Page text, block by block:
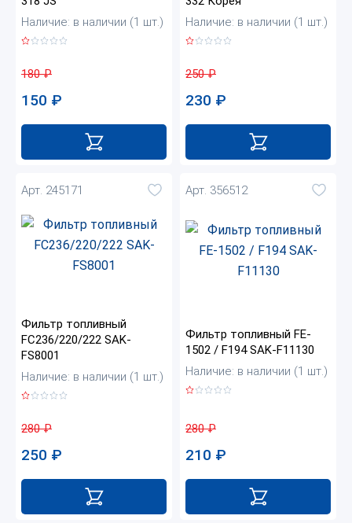
Наличие: в наличии (1 шт.)
180₽
150 ₽
Наличие: в наличии (1 шт.)
250₽
230 ₽
Арт. 245171
Фильтр топливный
FC236/220/222 SAK-
FS8001
Наличие: в наличии (1 шт.)
280₽
250 ₽
Арт. 356512
Фильтр топливный FE-
1502 / F194 SAK-F11130
Наличие: в наличии (1 шт.)
280₽
210 ₽